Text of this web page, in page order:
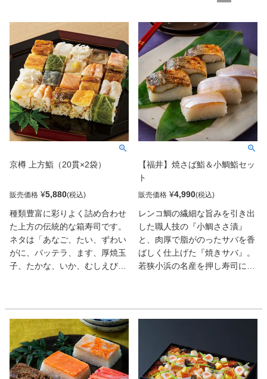
京樽 上方鮨（20貫×2袋）
販売価格 ¥5,880
種類豊富に彩りよく詰め合わせ
た上方の伝統的な箱寿司です。
ネタは「あなご、たい、ずわい
がに、バッテラ、ます、厚焼玉
子、たかな、いか、むしえび、
くちサイズで食べやすい押し寿
司をお楽しみください。国産米
使用です。調理方法はレンジで
約3分加熱後、約10分蒸らして
からお召し上がりください。※
【福井】焼さば鮨＆小鯛鮨セッ
ト
販売価格 ¥4,990
レンコ鯛の繊細な旨みを引き出
した職人技の『小鯛ささ漬』
と、肉厚で脂がのったサバを香
ばしく仕上げた『焼きサバ』。
若狭小浜の名産を押し寿司に。
のおいしさだ。